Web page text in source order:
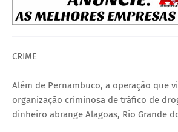
CRIME
Além de Pernambuco, a operação que
organização criminosa de tráfico de
dinheiro abrange Alagoas, Rio Grande